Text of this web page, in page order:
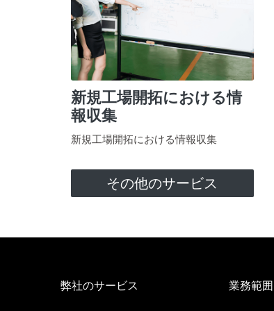
新規工場開拓における情
報収集
新規工場開拓における情報収集
その他のサービス
弊社のサービス 業務範囲